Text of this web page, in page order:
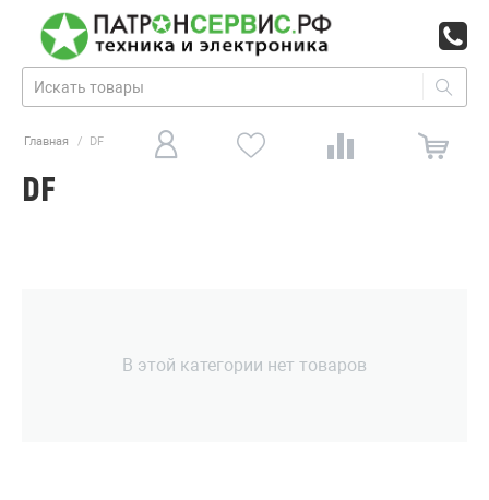
Главная / DF
DF
В этой категории нет товаров